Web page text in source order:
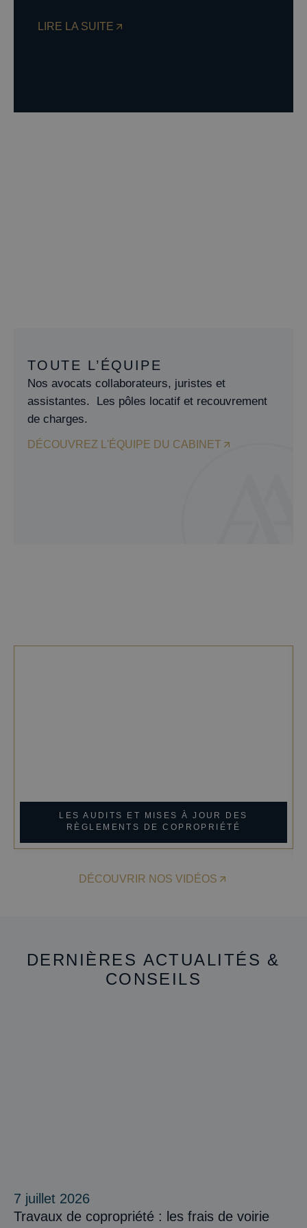
LIRE LA SUITE
TOUTE L’ÉQUIPE
Nos avocats collaborateurs, juristes et
assistantes. Les pôles locatif et recouvrement
de charges.
DÉCOUVREZ L'ÉQUIPE DU CABINET
LES AUDITS ET MISES À JOUR DES
RÈGLEMENTS DE COPROPRIÉTÉ
DÉCOUVRIR NOS VIDÉOS
DERNIÈRES ACTUALITÉS &
CONSEILS
7 juillet 2026
Travaux de copropriété : les frais de voirie